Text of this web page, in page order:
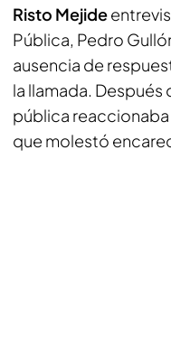
Risto Mejide
Pública, Pedro
ausencia de
la llamada.
pública
que molestó